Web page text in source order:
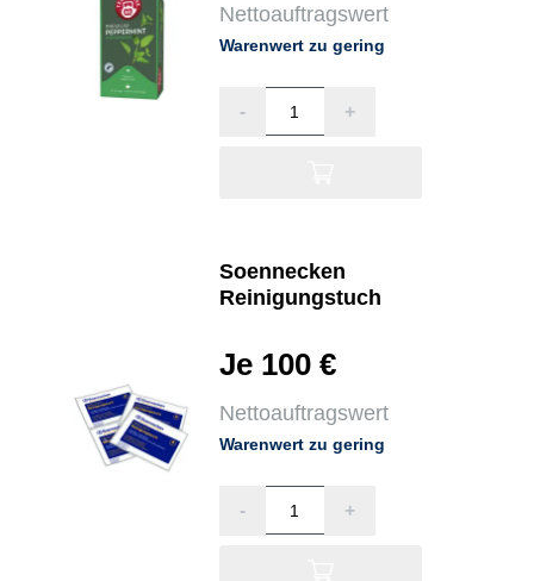
Nettoauftragswert
Warenwert zu gering
- +
Soennecken
Reinigungstuch
Je 100 €
Nettoauftragswert
Warenwert zu gering
- +